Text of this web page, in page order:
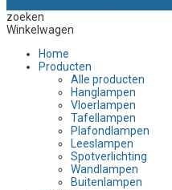
zoeken
Winkelwagen
Home
Producten
Alle producten
Hanglampen
Vloerlampen
Tafellampen
Plafondlampen
Leeslampen
Spotverlichting
Wandlampen
Buitenlampen